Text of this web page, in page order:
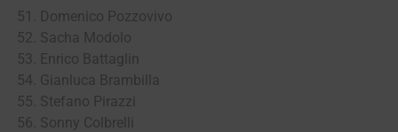
51. Domenico Pozzovivo
52. Sacha Modolo
53. Enrico Battaglin
54. Gianluca Brambilla
55. Stefano Pirazzi
56. Sonny Colbrelli